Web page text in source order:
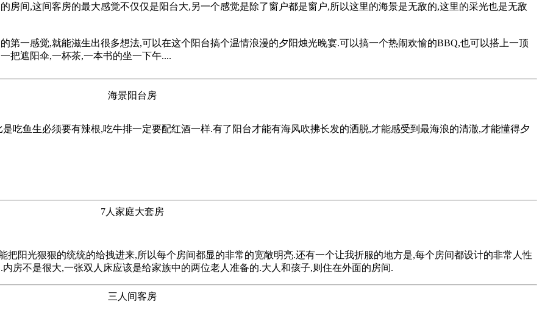
房间,这间客房的最大感觉不仅仅是阳台大,另一个感觉是除了窗户都是窗户,所以这里的海景是无敌的,这里的采光也是无敌
第一感觉,就能滋生出很多想法,可以在这个阳台搞个温情浪漫的夕阳烛光晚宴.可以搞一个热闹欢愉的BBQ,也可以搭上一顶
把遮阳伞,一杯茶,一本书的坐一下午....
海景阳台房
吃鱼生必须要有辣根,吃牛排一定要配红酒一样.有了阳台才能有海风吹拂长发的洒脱,才能感受到最海浪的清澈,才能懂得夕
7人家庭大套房
阳光狠狠的统统的给拽进来,所以每个房间都显的非常的宽敞明亮.还有一个让我折服的地方是,每个房间都设计的非常人性
房不是很大,一张双人床应该是给家族中的两位老人准备的.大人和孩子,则住在外面的房间.
三人间客房